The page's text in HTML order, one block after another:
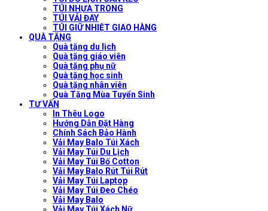
TÚI NHỰA TRONG
TÚI VẢI ĐAY
TÚI GIỮ NHIỆT GIAO HÀNG
QUÀ TẶNG
Quà tặng du lịch
Quà tặng giáo viên
Quà tặng phụ nữ
Quà tặng học sinh
Quà tặng nhân viên
Quà Tặng Mùa Tuyển Sinh
TƯ VẤN
In Thêu Logo
Hướng Dẫn Đặt Hàng
Chính Sách Bảo Hành
Vải May Balo Túi Xách
Vải May Túi Du Lịch
Vải May Túi Bố Cotton
Vải May Balo Rút Túi Rút
Vải May Túi Laptop
Vải May Túi Đeo Chéo
Vải May Balo